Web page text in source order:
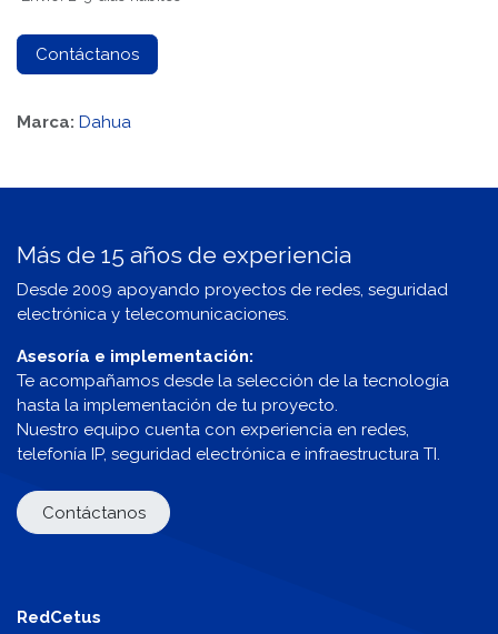
Contáctanos
Marca: Dahua
Más de 15 años de experiencia
Desde 2009 apoyando proyectos de redes, seguridad
electrónica y telecomunicaciones.
Asesoría e implementación:
Te acompañamos desde la selección de la tecnología
hasta la implementación de tu proyecto.
Nuestro equipo cuenta con experiencia en redes,
telefonía IP, seguridad electrónica e infraestructura TI.
Contáctanos
RedCetus